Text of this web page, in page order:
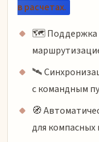
в расчетах.
🗺️ Поддержка
🛰️
с командным
🧭
для компасных